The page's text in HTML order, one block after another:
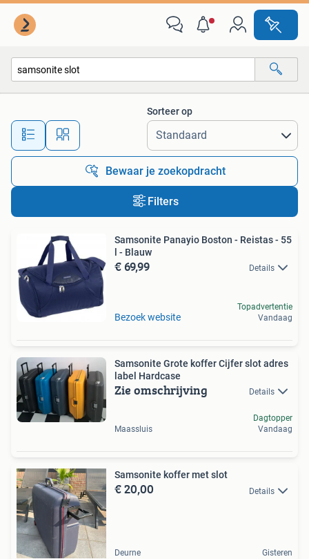
Alle afstanden…
Sorteer op
Bewaar je zoekopdracht
Filters
Samsonite Panayio Boston - Reistas - 55
l - Blauw
€ 69,99 Details
Bezoek website
Topadvertentie
Vandaag
Samsonite Grote koffer Cijfer slot adres
label Hardcase
Zie omschrijving Details
Maassluis
Dagtopper
Vandaag
Samsonite koffer met slot
€ 20,00 Details
Deurne Gisteren